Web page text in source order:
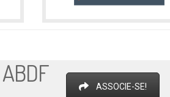
ASSOCIE-SE!